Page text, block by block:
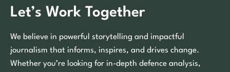
Let’s Work Together
We believe in powerful storytelling and impactful
journalism that informs, inspires, and drives change.
Whether you’re looking for in-depth defence analysis,